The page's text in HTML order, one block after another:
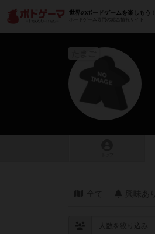
世界のボードゲームを楽しもう！
ボードゲーム専門の総合情報サイト